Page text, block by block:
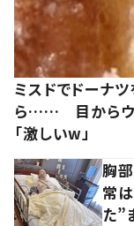
ミスドでドーナ
ら…… 目からウ
「激しいw」
胸
常
た”